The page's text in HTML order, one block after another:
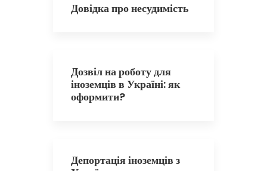
Довідка про несудимість
Дозвіл на роботу для
іноземців в Україні: як
оформити?
Депортація іноземців з